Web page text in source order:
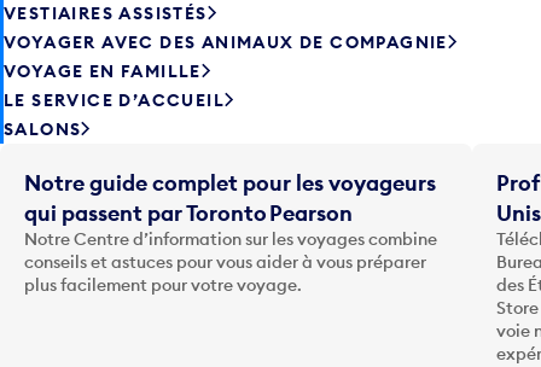
VESTIAIRES ASSISTÉS
VOYAGER AVEC DES ANIMAUX DE COMPAGNIE
VOYAGE EN FAMILLE
LE SERVICE D’ACCUEIL
SALONS
Notre guide complet pour les voyageurs
qui passent par Toronto Pearson
Notre Centre d’information sur les voyages combine
conseils et astuces pour vous aider à vous préparer
plus facilement pour votre voyage.
des
voie